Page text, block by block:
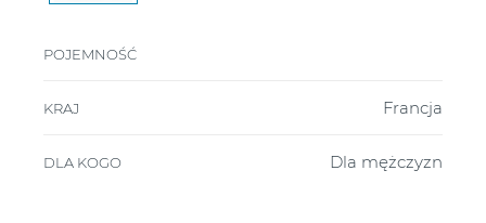
POJEMNOŚĆ
KRAJ Francja
DLA KOGO Dla mężczyzn